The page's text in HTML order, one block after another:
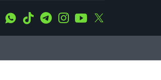
WhatsApp
Tiktok TelegramInstagramYoutube